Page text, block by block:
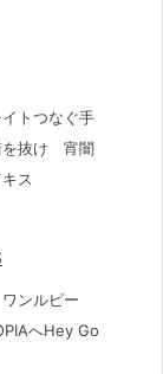
トつなぐ手
を抜け 宵闇
ス
ンルピー
へHey Go